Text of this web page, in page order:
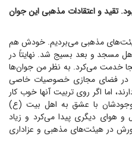
و اعتقادات مذهبی این جوان
هیئت‌های مذهبی می‌بردیم. خودش هم
مسجد و بعد بسیج شد. نهایتاً در
خدمت می‌کرد. به نظر من جوان‌ها
در فضای مجازی خصوصیات خاصی
اما اگر روی تربیت آنها خوب کار
وجودشان با عشق به اهل بیت (ع)
هوای دیگری پیدا می‌کرد و زیاد
در هیئت‌های مذهبی و عزاداری